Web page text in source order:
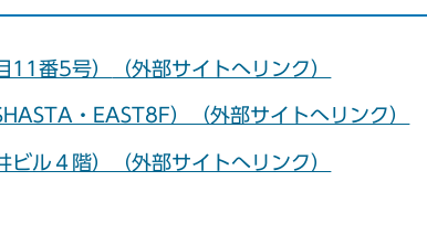
11番5号） （外部サイトへリンク）
・EAST8F）（外部サイトへリンク）
ル４階）（外部サイトへリンク）